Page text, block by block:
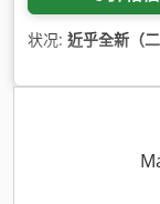
状况: 近乎全新（二